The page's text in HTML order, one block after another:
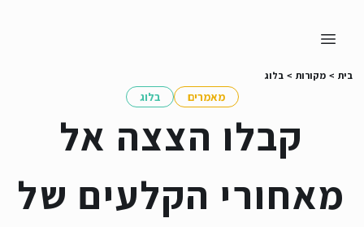
בלוג > מקורות > בית
בלוג מאמרים
קבלו הצצה אל
מאחורי הקלעים של